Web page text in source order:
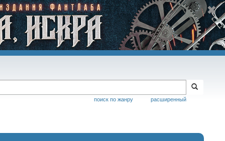
расширенный
поиск по жанру